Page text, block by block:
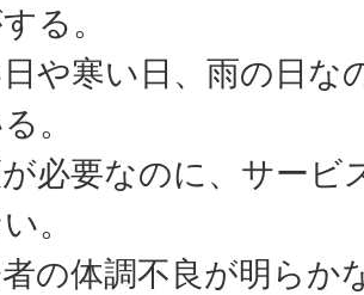
る。
や寒い日、雨の日な
。
必要なのに、サービ
。
の体調不良が明らか